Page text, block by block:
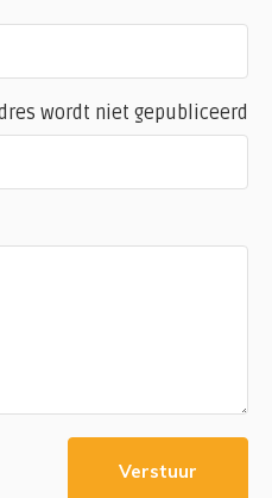
wordt niet gepubliceerd
Verstuur